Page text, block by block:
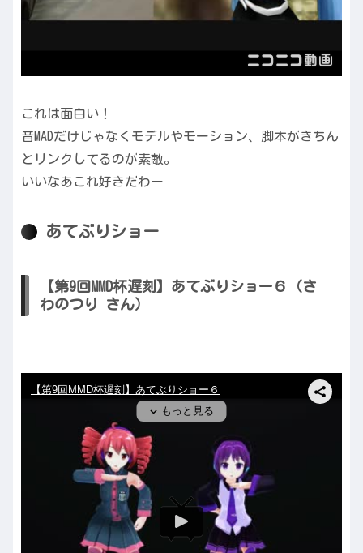
これは面白い！
音MADだけじゃなくモデルやモーション、脚本がきちん
とリンクしてるのが素敵。
いいなあこれ好きだわー
あてぶりショー
【第9回MMD杯遅刻】あてぶりショー６（さ
わのつり さん）